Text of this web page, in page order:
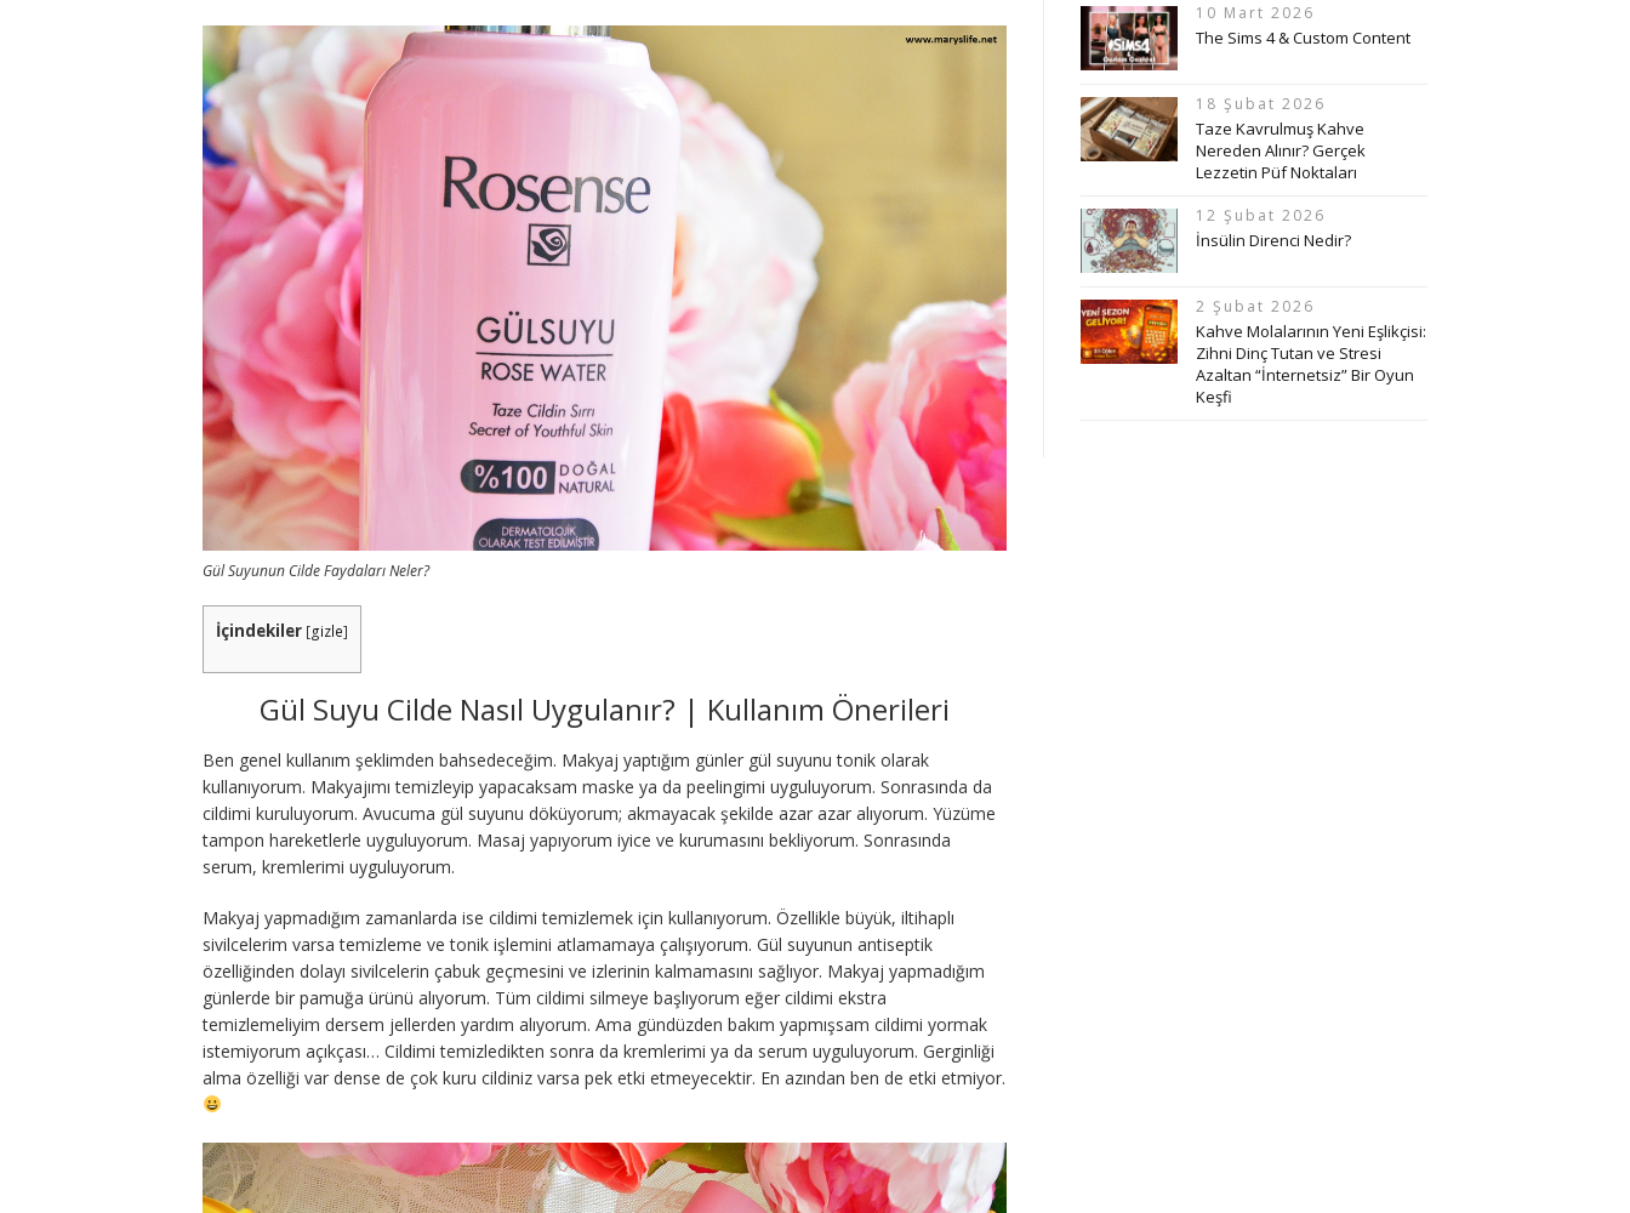
Gül Suyunun Cilde Faydaları Neler?
İçindekiler [gizle]
Gül Suyu Cilde Nasıl Uygulanır? | Kullanım Önerileri
Ben genel kullanım şeklimden bahsedeceğim. Makyaj yaptığım günler gül suyunu tonik olarak
kullanıyorum. Makyajımı temizleyip yapacaksam maske ya da peelingimi uyguluyorum. Sonrasında da
cildimi kuruluyorum. Avucuma gül suyunu döküyorum; akmayacak şekilde azar azar alıyorum. Yüzüme
tampon hareketlerle uyguluyorum. Masaj yapıyorum iyice ve kurumasını bekliyorum. Sonrasında
serum, kremlerimi uyguluyorum.
Makyaj yapmadığım zamanlarda ise cildimi temizlemek için kullanıyorum. Özellikle büyük, iltihaplı
sivilcelerim varsa temizleme ve tonik işlemini atlamamaya çalışıyorum. Gül suyunun antiseptik
özelliğinden dolayı sivilcelerin çabuk geçmesini ve izlerinin kalmamasını sağlıyor. Makyaj yapmadığım
günlerde bir pamuğa ürünü alıyorum. Tüm cildimi silmeye başlıyorum eğer cildimi ekstra
temizlemeliyim dersem jellerden yardım alıyorum. Ama gündüzden bakım yapmışsam cildimi yormak
istemiyorum açıkçası… Cildimi temizledikten sonra da kremlerimi ya da serum uyguluyorum. Gerginliği
alma özelliği var dense de çok kuru cildiniz varsa pek etki etmeyecektir. En azından ben de etki etmiyor.
10 Mart 2026
The Sims 4 & Custom Content
18 Şubat 2026
Taze Kavrulmuş Kahve
Nereden Alınır? Gerçek
Lezzetin Püf Noktaları
12 Şubat 2026
İnsülin Direnci Nedir?
2 Şubat 2026
Kahve Molalarının Yeni Eşlikçisi:
Zihni Dinç Tutan ve Stresi
Azaltan “İnternetsiz” Bir Oyun
Keşfi